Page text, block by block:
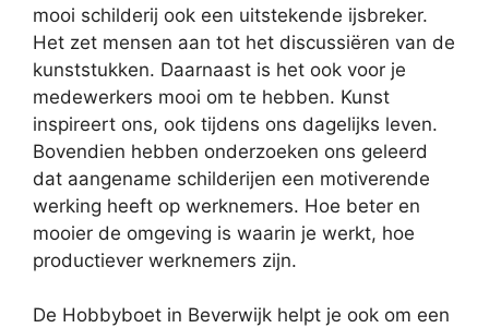
mooi schilderij ook een uitstekende ijsbreker.
Het zet mensen aan tot het discussiëren van de
kunststukken. Daarnaast is het ook voor je
medewerkers mooi om te hebben. Kunst
inspireert ons, ook tijdens ons dagelijks leven.
Bovendien hebben onderzoeken ons geleerd
dat aangename schilderijen een motiverende
werking heeft op werknemers. Hoe beter en
mooier de omgeving is waarin je werkt, hoe
productiever werknemers zijn.
De Hobbyboet in Beverwijk helpt je ook om een